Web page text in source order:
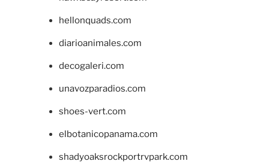
hellonquads.com
diarioanimales.com
decogaleri.com
unavozparadios.com
shoes-vert.com
elbotanicopanama.com
shadyoaksrockportrvpark.com